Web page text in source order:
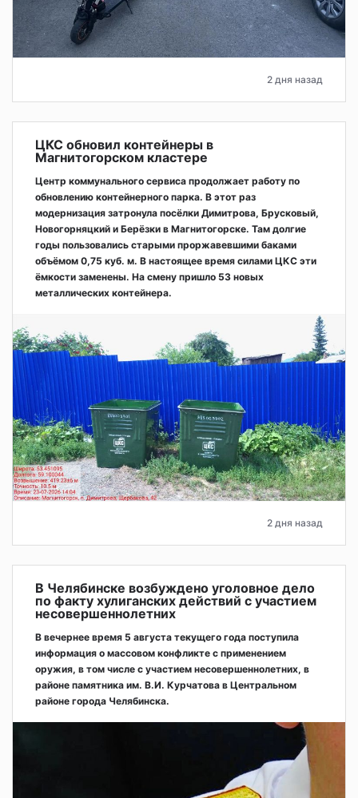
2 дня назад
ЦКС обновил контейнеры в
Магнитогорском кластере
Центр коммунального сервиса продолжает работу по
обновлению контейнерного парка. В этот раз
модернизация затронула посёлки Димитрова, Брусковый,
Новогорняцкий и Берёзки в Магнитогорске. Там долгие
годы пользовались старыми проржавевшими баками
объёмом 0,75 куб. м. В настоящее время силами ЦКС эти
ёмкости заменены. На смену пришло 53 новых
металлических контейнера.
2 дня назад
В Челябинске возбуждено уголовное дело
по факту хулиганских действий с участием
несовершеннолетних
В вечернее время 5 августа текущего года поступила
информация о массовом конфликте с применением
оружия, в том числе с участием несовершеннолетних, в
районе памятника им. В.И. Курчатова в Центральном
районе города Челябинска.